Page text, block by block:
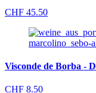
CHF 45.50
Visconde de Borba -
CHF 8.50